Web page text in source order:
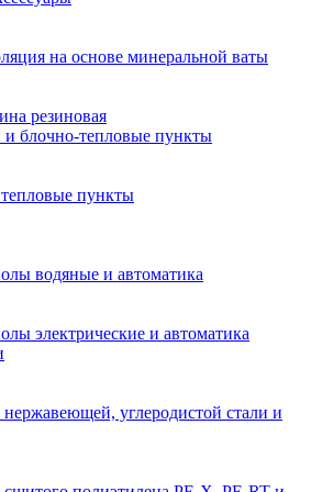
на основе минеральной ваты
резиновая
блочно-тепловые пункты
пункты
водяные и автоматика
электрические и автоматика
углеродистой стали и